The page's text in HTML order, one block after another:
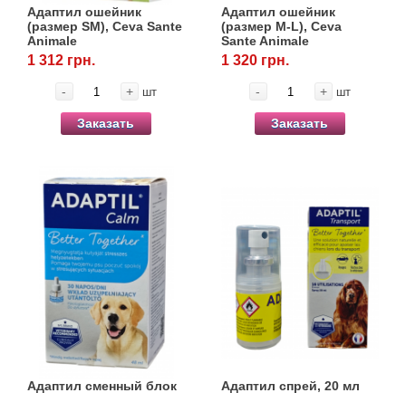
Адаптил ошейник
(размер SM), Ceva Sante
Animale
1 312 грн.
- + шт
Заказать
Адаптил ошейник
(размер М-L), Ceva
Sante Animale
1 320 грн.
- + шт
Заказать
Адаптил сменный блок
Адаптил спрей, 20 мл
Товары для людей
Хозряд - хозтовары оптом
Популярные зоотовары
Архив / Снято с производства